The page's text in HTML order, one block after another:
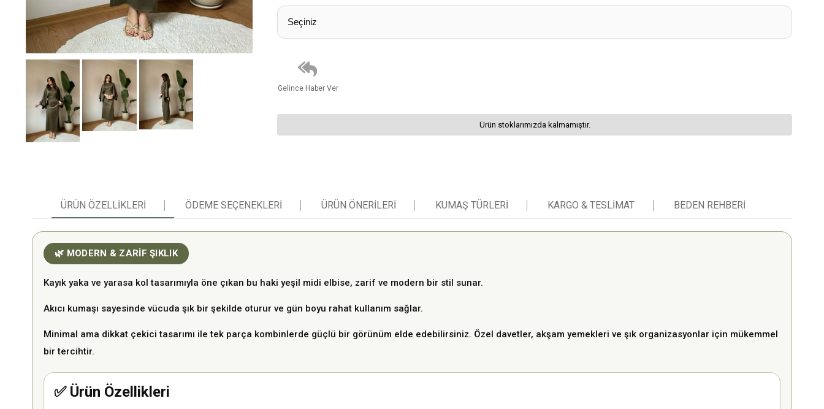
Gelince Haber Ver
Ürün stoklarımızda kalmamıştır.
ÜRÜN ÖZELLIKLERI ÖDEME SEÇENEKLERI ÜRÜN ÖNERILERI KUMAŞ TÜRLERI KARGO & TESLIMAT BEDEN REHBERI
🌿 MODERN & ZARİF ŞIKLIK
Kayık yaka ve yarasa kol tasarımıyla öne çıkan bu haki yeşil midi elbise, zarif ve modern bir stil sunar.
Akıcı kumaşı sayesinde vücuda şık bir şekilde oturur ve gün boyu rahat kullanım sağlar.
Minimal ama dikkat çekici tasarımı ile tek parça kombinlerde güçlü bir görünüm elde edebilirsiniz. Özel davetler, akşam yemekleri ve şık organizasyonlar için mükemmel
bir tercihtir.
✅ Ürün Özellikleri